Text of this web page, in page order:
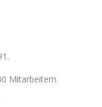
Mitarbeitern.